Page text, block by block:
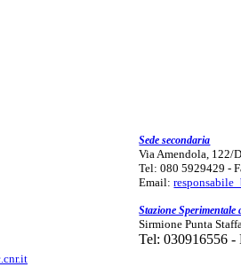
Sede secondaria
Via Amendola, 122/
Tel: 080 5929429 -
Email:
Stazione
Sirmione Punta
Tel: 030916556 -